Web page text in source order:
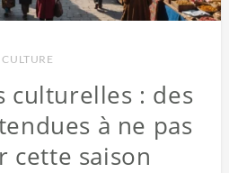
CULTURE
culturelles : des
à ne pas
cette saison